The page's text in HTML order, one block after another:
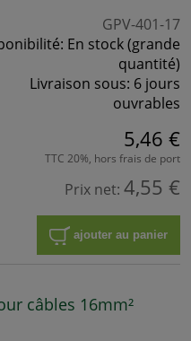
GPV-401-17
En stock (grande
quantité)
Livraison sous: 6 jours
ouvrables
5,46 €
TTC 20%, hors frais de port
Prix net: 4,55 €
ajouter au panier
câbles 16mm²